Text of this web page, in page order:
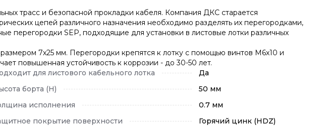
трасс и безопасной прокладки кабеля. Компания ДКС старается
цепей различного назначения необходимо разделять их перегородками,
перегородки SEP, подходящие для установки в листовые лотки различных
7х25 мм. Перегородки крепятся к лотку с помощью винтов М6х10 и
повышенная устойчивость к коррозии - до 30-50 лет.
для листового кабельного лотка
Да
борта (H)
50 мм
исполнения
0.7 мм
покрытие поверхности
Горячий цинк (HDZ)